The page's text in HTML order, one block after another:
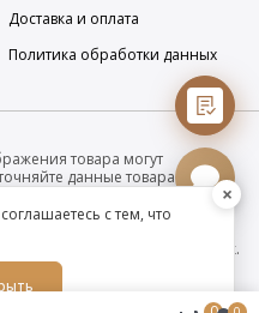
Доставка и оплата
Политика обработки данных
товара могут
данные товара на
на сайте о товарах носит
публичной офертой в
РФ. Убедительно просим Вас
функций и характеристик.
светильников O•Luce
с тем, что
×